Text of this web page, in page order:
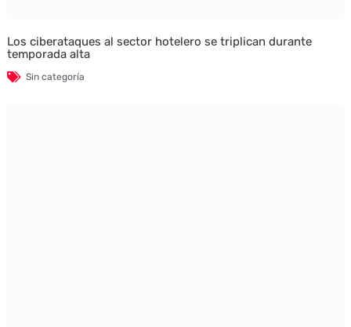
Los ciberataques al sector hotelero se triplican durante
temporada alta
Sin categoría